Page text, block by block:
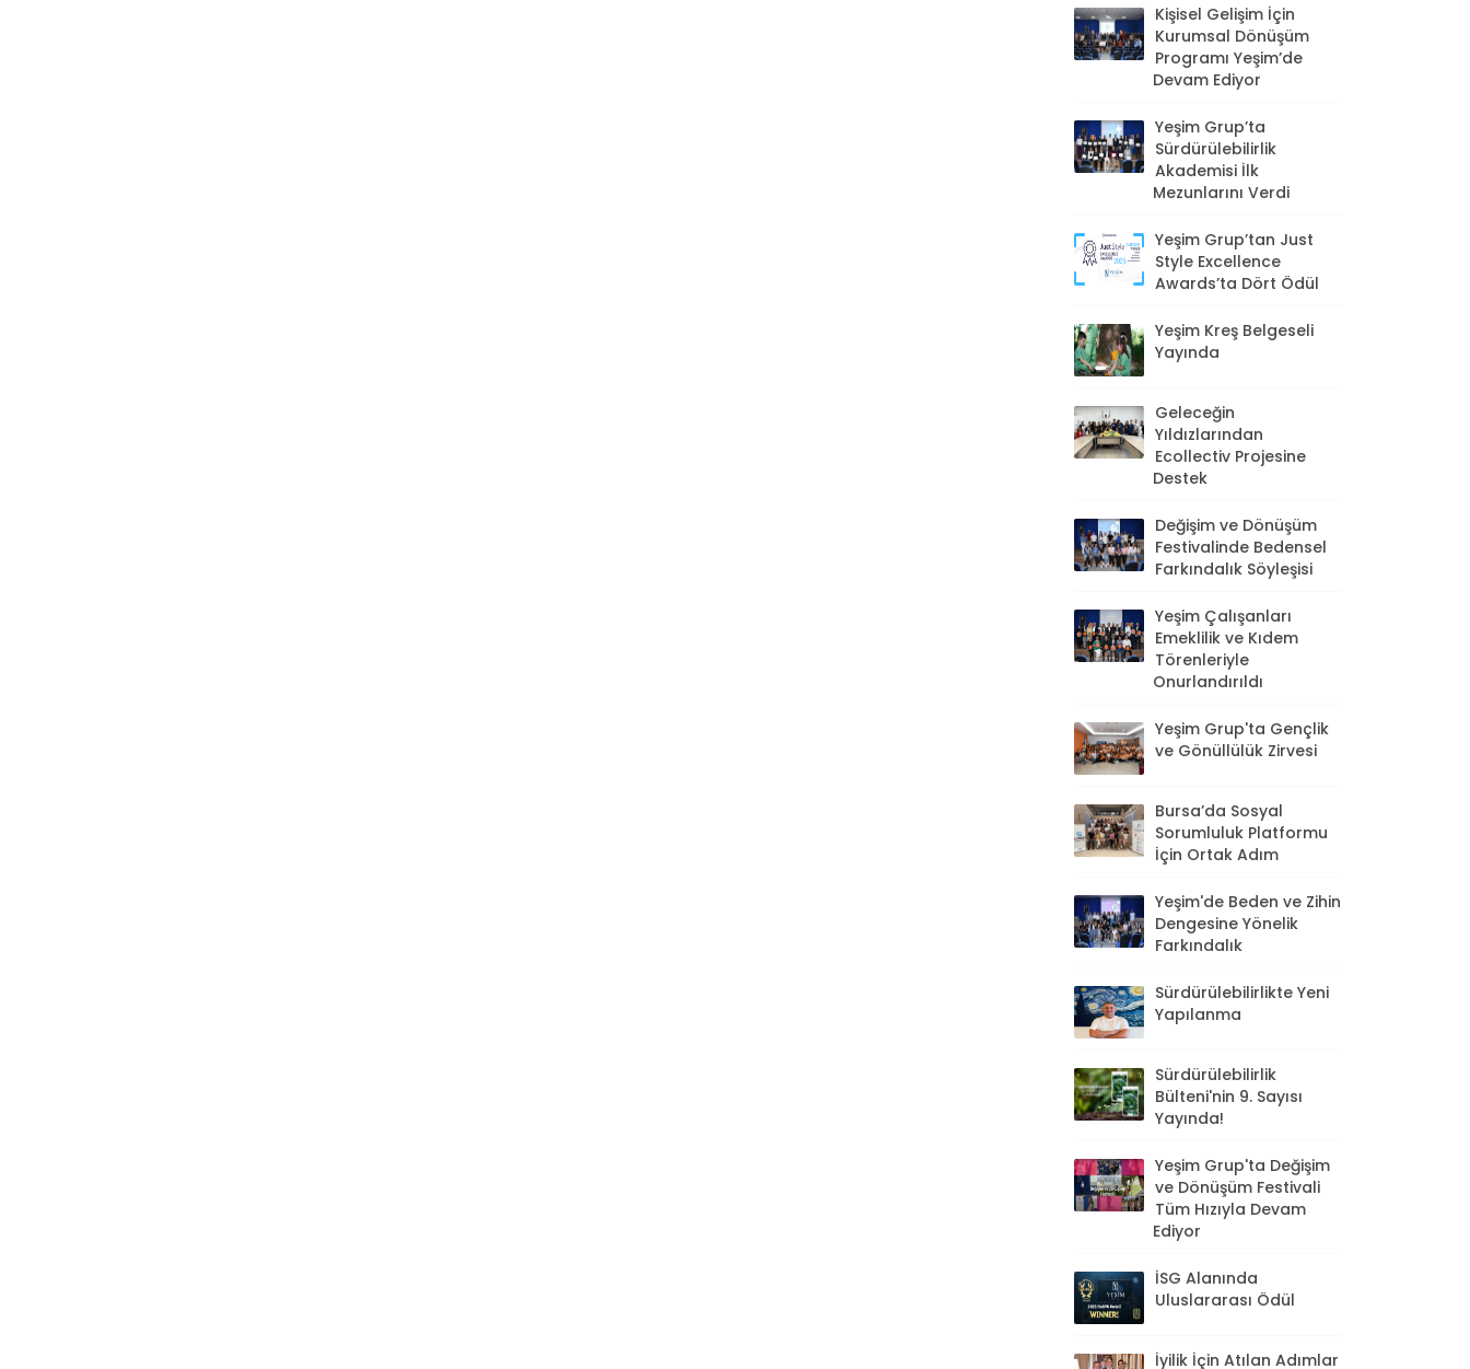
Kişisel Gelişim İçin
Kurumsal Dönüşüm
Programı Yeşim’de
Devam Ediyor
Yeşim Grup’ta
Sürdürülebilirlik
Akademisi İlk
Mezunlarını Verdi
Yeşim Grup’tan Just
Style Excellence
Awards’ta Dört Ödül
Yeşim Kreş Belgeseli
Yayında
Geleceğin
Yıldızlarından
Ecollectiv Projesine
Destek
Değişim ve Dönüşüm
Festivalinde Bedensel
Farkındalık Söyleşisi
Yeşim Çalışanları
Emeklilik ve Kıdem
Törenleriyle
Onurlandırıldı
Yeşim Grup'ta Gençlik
ve Gönüllülük Zirvesi
Bursa’da Sosyal
Sorumluluk Platformu
İçin Ortak Adım
Yeşim'de Beden ve Zihin
Dengesine Yönelik
Farkındalık
Sürdürülebilirlikte Yeni
Yapılanma
Sürdürülebilirlik
Bülteni'nin 9. Sayısı
Yayında!
Yeşim Grup'ta Değişim
ve Dönüşüm Festivali
Tüm Hızıyla Devam
Ediyor
İSG Alanında
Uluslararası Ödül
İyilik İçin Atılan Adımlar